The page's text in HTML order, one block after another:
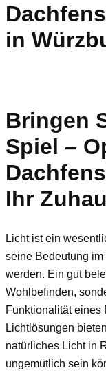
in
Bringen
Spiel –
Ihr
Licht ist ein
seine Bedeutung
werden. Ein gut
Wohlbefinden,
Funktionalität eines
Lichtlösungen
natürliches Licht in
ungemütlich sein